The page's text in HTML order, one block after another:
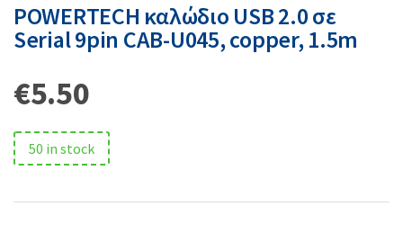
POWERTECH καλώδιο USB 2.0 σε
Serial 9pin CAB-U045, copper, 1.5m
€5.50
50 in stock